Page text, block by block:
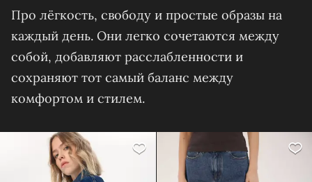
Про лёгкость, свободу и простые образы на
каждый день. Они легко сочетаются между
собой, добавляют расслабленности и
сохраняют тот самый баланс между
комфортом и стилем.